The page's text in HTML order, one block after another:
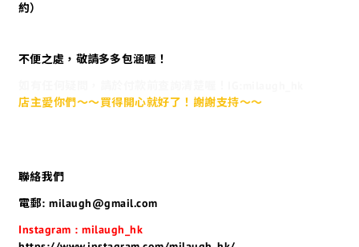
約）
不便之處，敬請多多包涵喔！
店主愛你們～～買得開心就好了！謝謝支持～～
聯絡我們
電郵: milaugh@gmail.com
Instagram : milaugh_hk